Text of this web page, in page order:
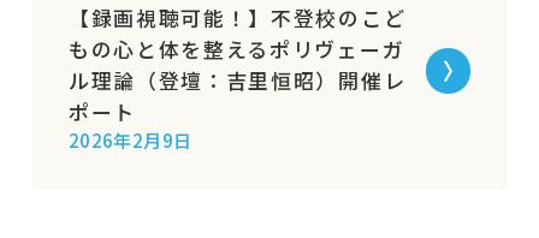
【録画視聴可能！】不登校のこど
もの心と体を整えるポリヴェーガ
ル理論（登壇：吉里恒昭）開催レ
ポート
2026年2月9日